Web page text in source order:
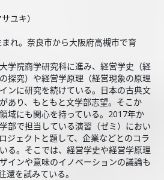
ユキ）
れ。奈良市から大阪府高槻市で育
学院商学研究科に進み、経営学史（経
探究）や経営学原理（経営現象の原理
ンに研究を続けている。日本の古典文
あり、もともと文学部志望。そこか
域にも関心を持っている。2017年か
部で担当している演習（ゼミ）におい
ジェクトと題して、企業などとのコラ
る。そこでは、経営学史や経営学原理
インや意味のイノベーションの議論も
還を試みている。